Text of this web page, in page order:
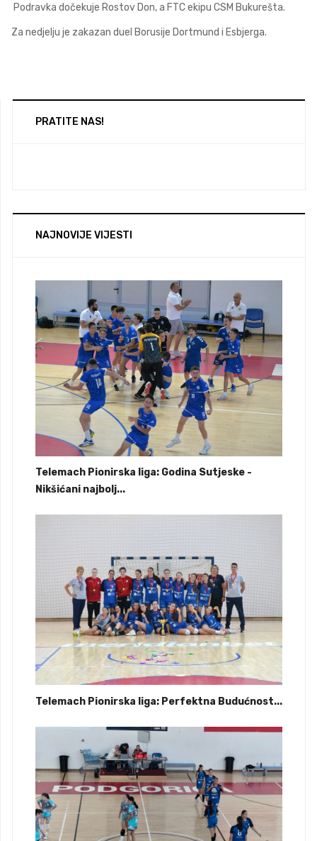
Podravka dočekuje Rostov Don, a FTC ekipu CSM Bukurešta.
Za nedjelju je zakazan duel Borusije Dortmund i Esbjerga.
PRATITE NAS!
NAJNOVIJE VIJESTI
Telemach Pionirska liga: Godina Sutjeske -
Nikšićani najbolj...
Telemach Pionirska liga: Perfektna Budućnost...